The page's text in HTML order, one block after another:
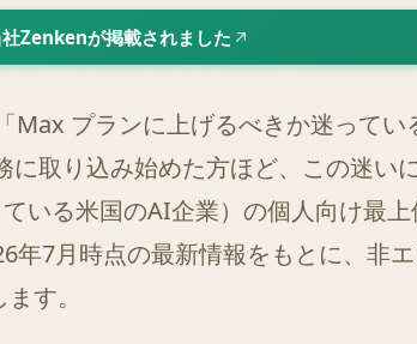
Zenkenが掲載されました
Max プランに上げるべきか迷って
取り込み始めた方ほど、この迷いに
いる米国のAI企業）の個人向け最
7月時点の最新情報をもとに、非
す。